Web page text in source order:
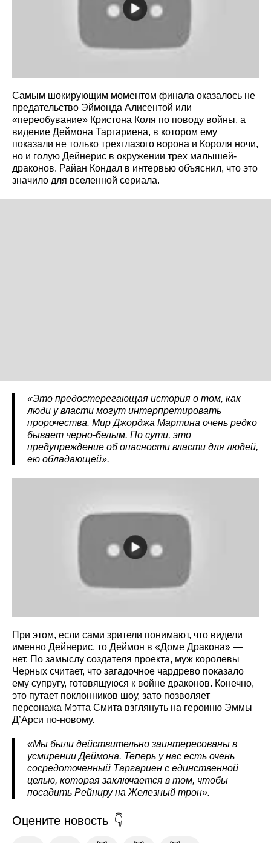
Самым шокирующим моментом финала оказалось не
предательство Эймонда Алисентой или
«переобувание» Кристона Коля по поводу войны, а
видение Деймона Таргариена, в котором ему
показали не только трехглазого ворона и Короля ночи,
но и голую Дейнерис в окружении трех малышей-
драконов. Райан Кондал в интервью объяснил, что это
значило для вселенной сериала.
«Это предостерегающая история о том, как
люди у власти могут интерпретировать
пророчества. Мир Джорджа Мартина очень редко
бывает черно-белым. По сути, это
предупреждение об опасности власти для людей,
ею обладающей».
При этом, если сами зрители понимают, что видели
именно Дейнерис, то Деймон в «Доме Дракона» —
нет. По замыслу создателя проекта, муж королевы
Черных считает, что загадочное чардрево показало
ему супругу, готовящуюся к войне драконов. Конечно,
это путает поклонников шоу, зато позволяет
персонажа Мэтта Смита взглянуть на героиню Эммы
Д’Арси по-новому.
«Мы были действительно заинтересованы в
усмирении Деймона. Теперь у нас есть очень
сосредоточенный Таргариен с единственной
целью, которая заключается в том, чтобы
посадить Рейниру на Железный трон».
Оцените новость